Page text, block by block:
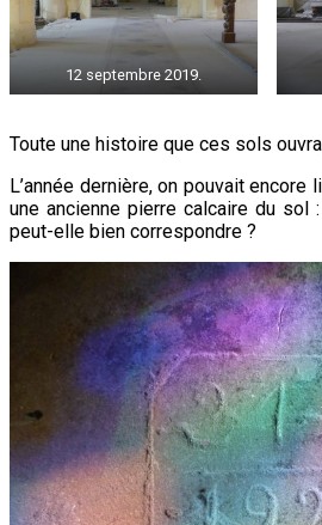
12 septembre 2019.
Toute une histoire que ces sols
L’année dernière, on pouvait encore
une ancienne pierre calcaire du sol
peut-elle bien correspondre ?